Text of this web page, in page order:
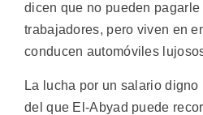
dicen que no pueden pagarle
trabajadores, pero viven en
conducen automóviles
La lucha por un salario
del que El-Abyad puede